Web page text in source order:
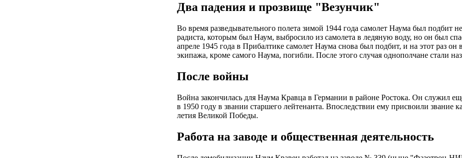
Два падения и прозвище "Везунчик"
Во время разведывательного полета зимой 1944 года самолет Наума был подбит
радиста, которым был Наум, выбросило из самолета в ледяную воду, но он был
апреле 1945 года в Прибалтике самолет Наума снова был подбит, и на этот раз
экипажа, кроме самого Наума, погибли. После этого случая однополчане стали
После войны
Война закончилась для Наума Кравца в Германии в районе Ростока. Он служил
в 1950 году в звании старшего лейтенанта. Впоследствии ему присвоили звание
летия Великой Победы.
Работа на заводе и общественная деятельность